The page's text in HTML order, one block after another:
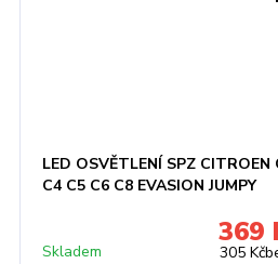
LED OSVĚTLENÍ SPZ CITROEN
C4 C5 C6 C8 EVASION JUMPY
369
305 Kč
Skladem